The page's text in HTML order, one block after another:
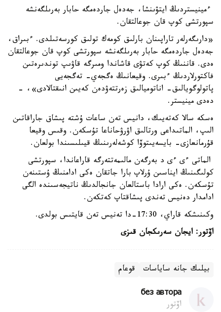
ءمينيستردىڭ ايتۋىنشا، جەدەل جاردەمگە حابار بەرىلگەنشە
سپورتشى كوپ قان جوعالتقان.
«دارىگەرلەر تاراپىنان بارلىق كومەك تولىق كورسەتىلدى. ءبىراق،
جەدەل جاردەمگە حابار بەرىلگەنشە سپورتشى كوپ قان جوعالتقان
ەدى. قاننىڭ كوپ كەتۋى قاشاندا ومىرگە قاۋىپ توندىرەتىن
فاكتورلاردىڭ ءبىرى. وقيعانىڭ ەگجەي- تەگجەيى
پاتولوگويالىق- اناتوميالىق زەرتتەۋدەن كەيىن انىقتالادى»، -
دەدى مينيستر.
ەسكە سالا كەتەيىك، دانيس تەن ساعات ۇشتە پىشاق جاراقاتىن
الىپ، الماتىداعى ورتالىق اۋرۋحاناعا تۇسكەن. وقىس وقيعا
قۇرمانعازى- بايسەيىتوۆا كوشەلەرىنىڭ قيىلىسىندا بولعان.
الماتى ءى ءى د بەرگەن مالىمەتتەرگە قاراعاندا، سپورتشى
كولىگىنىڭ ايناسىن ۇرلاپ بارا جاتقان ەكى ادامنىڭ ۇستىنەن
تۇسكەن. ەكى ارادا باستالعان جانجالدىڭ ناتيجەسىندە الگى
ادامدار دەنيس تەندى پىشاقتاپ كەتكەن.
وكىنىشكە قاراي، 17:30-دا تەنيس تەن قايتىس بولدى.
اۆتور: ايجان سەرىكجان قىزى
بيلىك جانە ساياسات قوعام
без автора
اۆتور